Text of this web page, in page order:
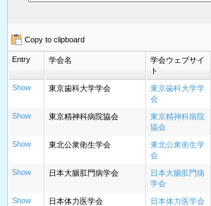
Copy to clipboard
Entry 学会名
学会ウェブサイ
ト
Show 東京歯科大学学会
東京歯科大学学
会
Show 東京精神科病院協会
東京精神科病院
協会
Show 東北公衆衛生学会
東北公衆衛生学
会
Show 日本大腸肛門病学会
日本大腸肛門病
学会
Show 日本体力医学会 日本体力医学会